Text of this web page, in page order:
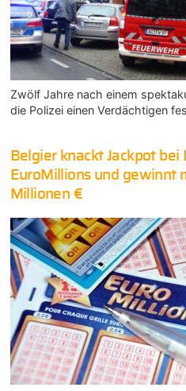
Zwölf Jahre nach einem
die Polizei einen Verdächtigen
Belgier knackt Jackpot bei
EuroMillions und gewinnt
Millionen €